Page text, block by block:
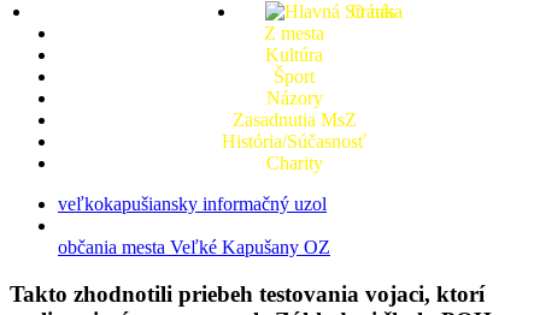
O nás
Z mesta
Kultúra
Šport
Názory
Zasadnutia MsZ
História/Súčasnosť
Charity
veľkokapušiansky informačný uzol
občania mesta Veľké Kapušany OZ
Takto zhodnotili priebeh testovania vojaci, ktorí